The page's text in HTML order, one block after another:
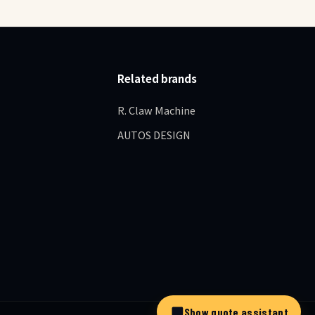
Related brands
R. Claw Machine
AUTOS DESIGN
Show quote assistant